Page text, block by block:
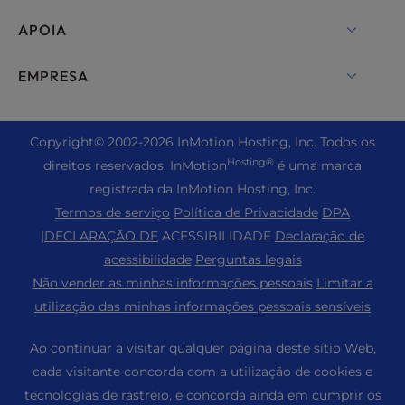
Servidores Bare Metal
Soluções de alojamento empresarial
Revenda de alojamento
Revendedor VPS
E-mail profissional
WordPress Construtor de sites
cPanel Alojamento
Joomla Alojamento
Laravel Alojamento
Alojamento Linux
Magento Alojamento
Alojamento de servidores Minecraft
Alojamento PHP
Alojamento Ubuntu
APOIA
Conversa em direto
+44 2045 763722
Suporte Premier
Centro de apoio
Recursos
Apoio comunitário
WordPress Tutoriais
Alojamento gerido
Migrações de sites
EMPRESA
Sobre nós
Localizações dos centros de dados
Centro de dados de Los Angeles
Centro de dados de Ashburn
Pressiona
Carreiras
Blogue
Programa de afiliados
Copyright© 2002-2026 InMotion Hosting, Inc. Todos os
direitos reservados. InMotionHosting® é uma marca
registrada da InMotion Hosting, Inc.
Termos de serviço Política de Privacidade DPA
|DECLARAÇÃO DE ACESSIBILIDADE Declaração de
acessibilidade Perguntas legais
Não vender as minhas informações pessoais Limitar a
utilização das minhas informações pessoais sensíveis
Ao continuar a visitar qualquer página deste sítio Web,
cada visitante concorda com a utilização de cookies e
tecnologias de rastreio, e concorda ainda em cumprir os